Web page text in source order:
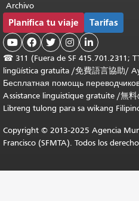
Archivo
Planifica tu viaje Tarifas
    
☎ 311 (Fuera de SF 415.701.2311;
lingüística gratuita /免費語言協助/
Бесплатная помощь
Assistance linguistique gratuite /無料
Libreng tulong para sa wikang
Copyright © 2013-2025 Agencia
Francisco (SFMTA). Todos los